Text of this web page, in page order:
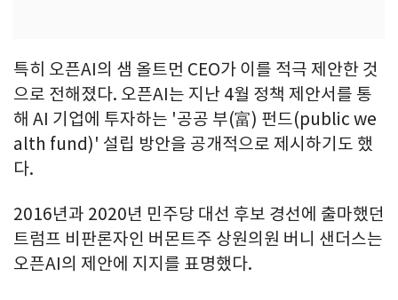
특히 오픈AI의 샘 올트먼 CEO가 이를 적극 제안한 것
으로 전해졌다. 오픈AI는 지난 4월 정책 제안서를 통
해 AI 기업에 투자하는 '공공 부(富) 펀드(public we
alth fund)' 설립 방안을 공개적으로 제시하기도 했
다.
2016년과 2020년 민주당 대선 후보 경선에 출마했던
트럼프 비판론자인 버몬트주 상원의원 버니 샌더스는
오픈AI의 제안에 지지를 표명했다.